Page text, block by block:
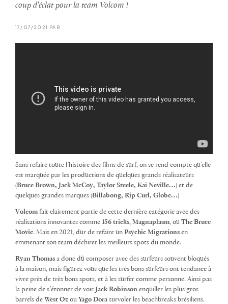
coup d'éclat pour la team Volcom !
17/07/2021 PAR
Sans refaire toute l’histoire des films de surf, on se rend compte qu’elle
est marquée par les productions de quelques grands réalisateurs
(Bruce Brown, Jack McCoy, Taylor Steele, Kai Neville…) et de
quelques grandes marques (Billabong, Rip Curl, Globe…)
Volcom fait clairement partie de cette dernière catégorie avec des
réalisations innovantes comme 156 tricks, Magnaplasm, ou The Bruce
Movie. Mais en 2021, dur de refaire un Psychic Migrations en
emmenant son team déchirer les meilleurs spots du monde.
Ryan Thomas a donc dû composer avec des surfeurs souvent bloqués
à la maison, mais figurez vous que les très bons surfeurs ont tendance à
vivre près de très bons spots, et à les surfer comme personne. Ainsi pas
la peine de s’étonner de voir
Jack Robinson enquiller les plus gros
barrels de West Oz ou Yago Dora survoler les beachbreaks brésiliens.